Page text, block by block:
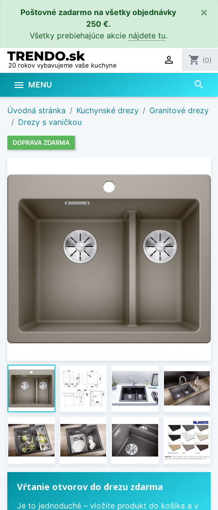
Poštovné zadarmo na všetky objednávky
250 €.
Všetky prebiehajúce akcie nájdete tu.
×
20 rokov vybavujeme vaše kuchyne  shopping_cart (0)
 MENU search
Úvodná stránka Kuchynské drezy
Granitové drezy
Drezy s vaničkou
DOPRAVA ZDARMA
Vŕtanie otvorov do drezu zdarma
Je to jednoduché – vložíte produkt do košíka a v